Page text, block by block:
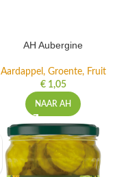
AH Aubergine
Aardappel, Groente, Fruit
€1,05
NAAR AH